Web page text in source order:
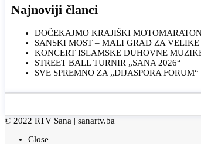
Najnoviji članci
DOČEKAJMO KRAJIŠKI
SANSKI MOST – MALI GRAD ZA VELIKE
KONCERT ISLAMSKE DUHOVNE
STREET BALL TURNIR „SANA 2026“
SVE SPREMNO ZA „DIJASPORA
© 2022 RTV Sana | sanartv.ba
Close